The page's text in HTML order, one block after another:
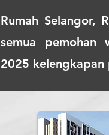
Rumah Selangor,
semua pemohan
2025 kelengkapan